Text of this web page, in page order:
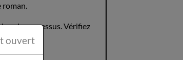
roman.
le processus. Vérifiez
est ouvert